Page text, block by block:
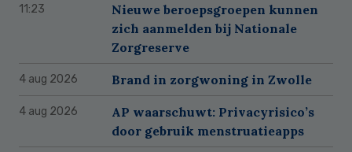
11:23
Nieuwe beroepsgroepen kunnen
zich aanmelden bij Nationale
Zorgreserve
4 aug 2026 Brand in zorgwoning in Zwolle
4 aug 2026
AP waarschuwt: Privacyrisico’s
door gebruik menstruatieapps